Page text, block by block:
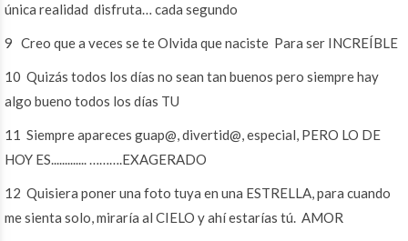
única realidad disfruta… cada segundo
9 Creo que a veces se te Olvida que naciste Para ser INCREÍBLE
10 Quizás todos los días no sean tan buenos pero siempre hay
algo bueno todos los días TU
11 Siempre apareces guap@, divertid@, especial, PERO LO DE
HOY ES............. ……….EXAGERADO
12 Quisiera poner una foto tuya en una ESTRELLA, para cuando
me sienta solo, miraría al CIELO y ahí estarías tú. AMOR